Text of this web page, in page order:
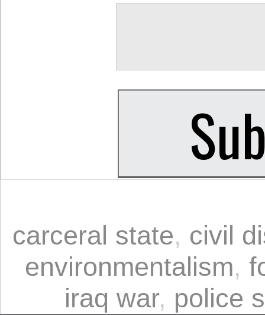
carceral state, civil
environmentalism,
iraq war, police